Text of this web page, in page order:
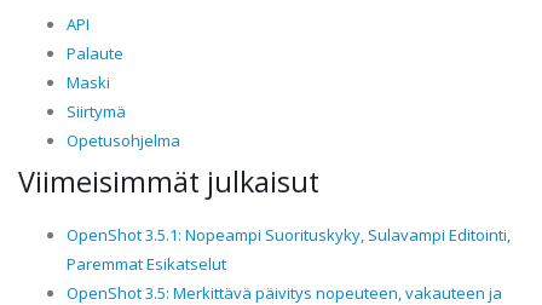
API
Palaute
Maski
Siirtymä
Opetusohjelma
Viimeisimmät julkaisut
OpenShot 3.5.1: Nopeampi Suorituskyky, Sulavampi Editointi,
Paremmat Esikatselut
OpenShot 3.5: Merkittävä päivitys nopeuteen, vakauteen ja